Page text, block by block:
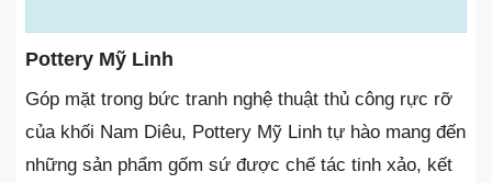
Pottery Mỹ Linh
Góp mặt trong bức tranh nghệ thuật thủ công rực rỡ
của khối Nam Diêu, Pottery Mỹ Linh tự hào mang đến
những sản phẩm gốm sứ được chế tác tinh xảo, kết